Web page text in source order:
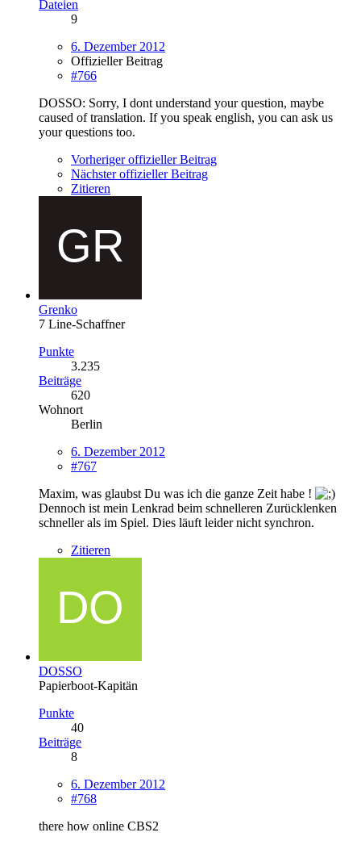
Dateien
9
6. Dezember 2012
Offizieller Beitrag
#766
DOSSO: Sorry, I dont understand your question, maybe
caused of translation. If you speak english, you can ask us
your questions too.
Vorheriger offizieller Beitrag
Nächster offizieller Beitrag
Zitieren
Grenko
7 Line-Schaffner
Punkte
3.235
Beiträge
620
Wohnort
Berlin
6. Dezember 2012
#767
Maxim, was glaubst Du was ich die ganze Zeit habe !
Dennoch ist mein Lenkrad beim schnelleren Zurücklenken
schneller als im Spiel. Dies läuft leider nicht synchron.
Zitieren
DOSSO
Papierboot-Kapitän
Punkte
40
Beiträge
8
6. Dezember 2012
#768
there how online CBS2